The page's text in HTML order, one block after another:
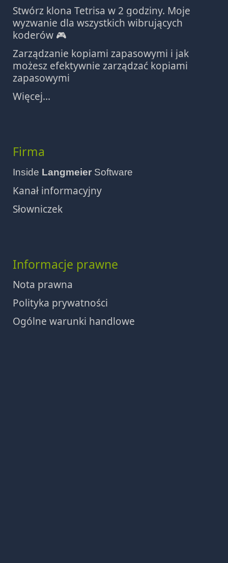
Stwórz klona Tetrisa w 2 godziny. Moje
wyzwanie dla wszystkich wibrujących
koderów 🎮
Zarządzanie kopiami zapasowymi i jak
możesz efektywnie zarządzać kopiami
zapasowymi
Więcej...
Firma
Inside Langmeier Software
Kanał informacyjny
Słowniczek
Informacje prawne
Nota prawna
Polityka prywatności
Ogólne warunki handlowe